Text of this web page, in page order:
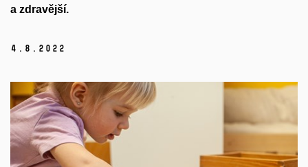
a zdravější.
4. 8. 2022